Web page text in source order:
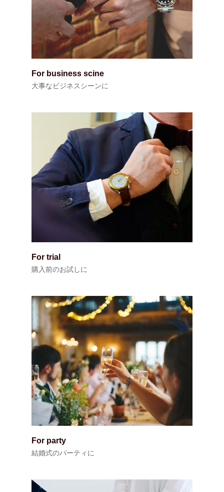
For business scine
大事なビジネスシーンに
For trial
購入前のお試しに
For party
結婚式のパーティに